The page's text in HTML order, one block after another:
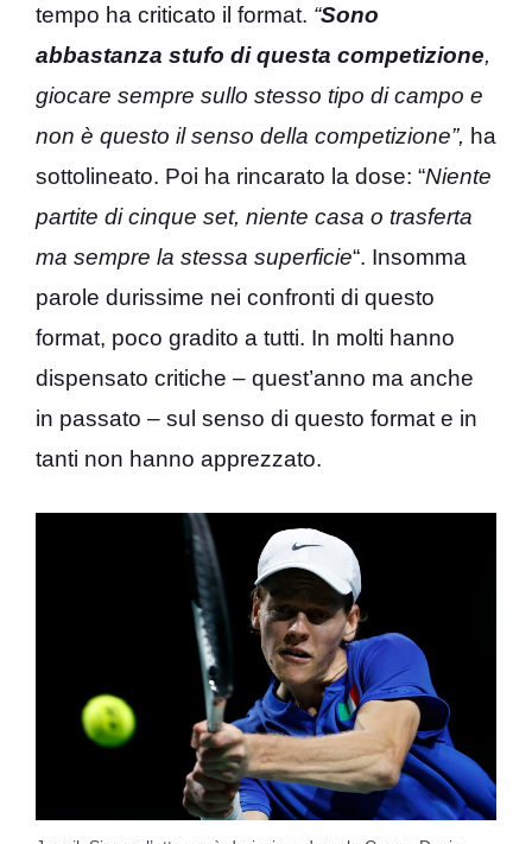
tempo ha criticato il format. “Sono
abbastanza stufo di questa competizione,
giocare sempre sullo stesso tipo di campo e
non è questo il senso della competizione”, ha
sottolineato. Poi ha rincarato la dose: “Niente
partite di cinque set, niente casa o trasferta
ma sempre la stessa superficie“. Insomma
parole durissime nei confronti di questo
format, poco gradito a tutti. In molti hanno
dispensato critiche – quest’anno ma anche
in passato – sul senso di questo format e in
tanti non hanno apprezzato.